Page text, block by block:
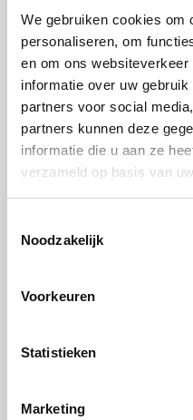
We gebruiken cookies om
personaliseren, om
en om ons
informatie over uw
partners voor social
partners kunnen deze
informatie die u aan ze
verzameld op basis van
Noodzakelijk
Voorkeuren
Statistieken
Marketing
Koop op Miele.nl
Draai niet te
Korte
hoeveelheden licht
programma kan bij
onvoldoende
zeepresten. De truc is